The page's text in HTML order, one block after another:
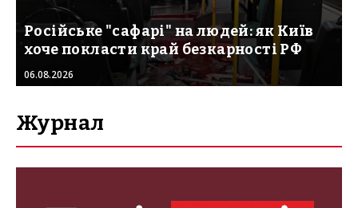
Російське "сафарі" на людей: як Київ
хоче покласти край безкарності РФ
06.08.2026
Журнал